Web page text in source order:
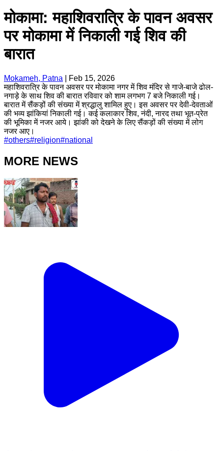
मोकामा: महाशिवरात्रि के पावन अवसर
पर मोकामा में निकाली गई शिव की
बारात
Mokameh, Patna
Feb 15, 2026
महाशिवरात्रि के पावन अवसर पर मोकामा नगर में शिव मंदिर से गाजे-बाजे ढोल-
नगाड़े के साथ शिव की बारात रविवार को शाम लगभग 7 बजे निकाली गई।
बारात में सैंकड़ों की संख्या में श्रद्धालु शामिल हुए। इस अवसर पर देवी-देवताओं
की भव्य झांकियां निकाली गई। कई कलाकार शिव, नंदी, नारद तथा भूत-प्रेत
की भूमिका में नजर आये। झांकी को देखने के लिए सैंकड़ों की संख्या में लोग
नजर आए।
#others#religion#national
MORE NEWS